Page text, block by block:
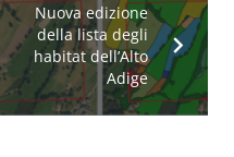
Nuova edizione
della lista degli
habitat dell’Alto
Adige